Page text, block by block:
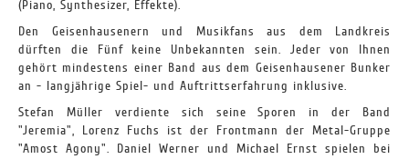
(Piano, Synthesizer, Effekte).
Den Geisenhausenern und Musikfans aus dem Landkreis
dürften die Fünf keine Unbekannten sein. Jeder von Ihnen
gehört mindestens einer Band aus dem Geisenhausener Bunker
an - langjährige Spiel- und Auftrittserfahrung inklusive.
Stefan Müller verdiente sich seine Sporen in der Band
"Jeremia", Lorenz Fuchs ist der Frontmann der Metal-Gruppe
"Amost Agony". Daniel Werner und Michael Ernst spielen bei